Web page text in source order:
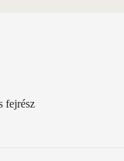
fejrész